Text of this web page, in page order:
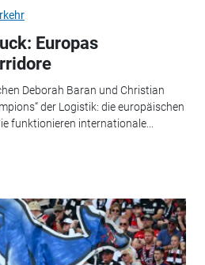
Europas
Deborah Baran und Christian
der Logistik: die europäischen
funktionieren internationale...